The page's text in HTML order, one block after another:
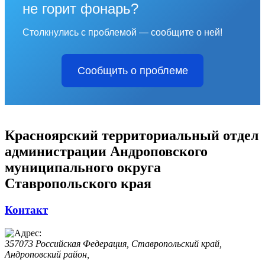
не горит фонарь?
Столкнулись с проблемой — сообщите о ней!
Сообщить о проблеме
Красноярский территориальный отдел
администрации Андроповского
муниципального округа
Ставропольского края
Контакт
357073 Российская Федерация, Ставропольский край,
Андроповский район,